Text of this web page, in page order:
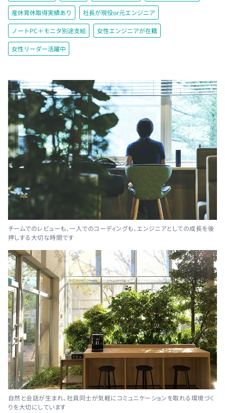
産休育休取得実績あり 社長が現役or元エンジニア
ノートPC＋モニタ別途支給 女性エンジニアが在籍
女性リーダー活躍中
チームでのレビューも、一人でのコーディングも、エンジニアとしての成長を後
押しする大切な時間です
自然と会話が生まれ、社員同士が気軽にコミュニケーションを取れる環境づく
りを大切にしています